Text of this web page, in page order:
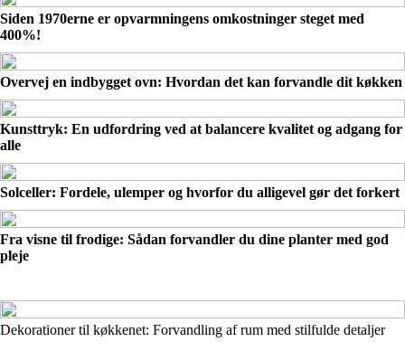
Siden 1970erne er opvarmningens omkostninger steget med
400%!
Overvej en indbygget ovn: Hvordan det kan forvandle dit køkken
Kunsttryk: En udfordring ved at balancere kvalitet og adgang for
alle
Solceller: Fordele, ulemper og hvorfor du alligevel gør det forkert
Fra visne til frodige: Sådan forvandler du dine planter med god
pleje
Dekorationer til køkkenet: Forvandling af rum med stilfulde detaljer